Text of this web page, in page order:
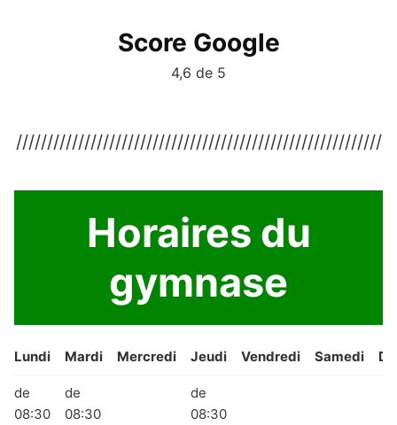
Score Google
4,6 de 5
///////////////////////////////////////////////////////////
Horaires du
gymnase
Lundi Mardi Mercredi Jeudi Vendredi Samedi
de
08:30
de
08:30
de
08:30